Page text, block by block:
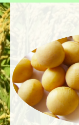
ホーム
会社の特長
会社情報